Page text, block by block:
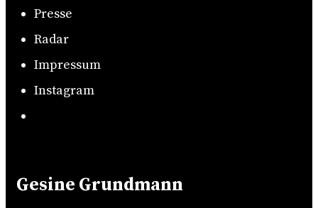
Presse
Radar
Impressum
Instagram
Gesine Grundmann